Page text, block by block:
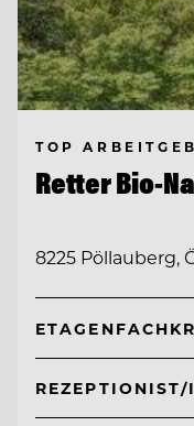
TOP
Retter Bio-
8225 Pöllauberg,
REZEPTIONIST/